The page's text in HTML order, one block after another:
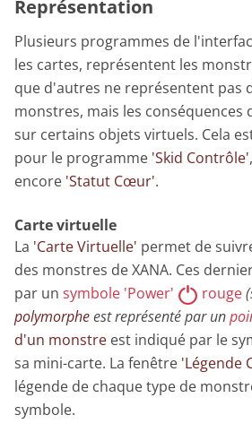
Représentation
Plusieurs programmes de
les cartes, représentent les
que d'autres ne représentent pas
monstres, mais les conséquences
sur certains objets virtuels. Cela
pour le programme 'Skid Contrôle',
encore 'Statut Cœur'.
Carte virtuelle
La 'Carte Virtuelle' permet de
des monstres de XANA. Ces
par un symbole 'Power' rouge
polymorpheest représenté par un
d'un monstre est indiqué par le
sa mini-carte. La fenêtre 'Légende
légende de chaque type de
symbole.